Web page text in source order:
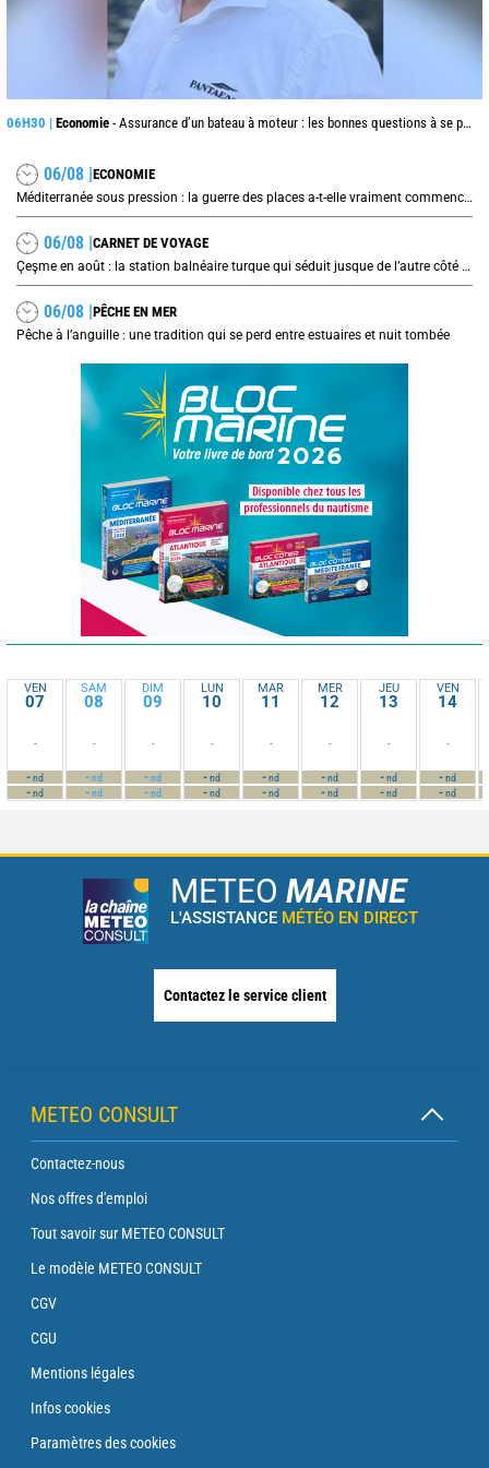
06H30 | Economie - Assurance d’un bateau à moteur : les bonnes questions à se poser avant de signer son contrat
06/08 |ECONOMIE
Méditerranée sous pression : la guerre des places a-t-elle vraiment commencé ?
06/08 |CARNET DE VOYAGE
Çeşme en août : la station balnéaire turque qui séduit jusque de l’autre côté de la mer Égée
06/08 |PÊCHE EN MER
Pêche à l’anguille : une tradition qui se perd entre estuaires et nuit tombée
VEN
07
-
-nd
-nd
SAM
08
-
-nd
-nd
DIM
09
-
-nd
-nd
LUN
10
-
-nd
-nd
MAR
11
-
-nd
-nd
MER
12
-
-nd
-nd
JEU
13
-
-nd
-nd
VEN
14
-
-nd
-nd
METEO MARINE
L'ASSISTANCE MÉTÉO EN DIRECT
Contactez le service client
METEO CONSULT
Contactez-nous
Nos offres d'emploi
Tout savoir sur METEO CONSULT
Le modèle METEO CONSULT
CGV
CGU
Mentions légales
Infos cookies
Paramètres des cookies